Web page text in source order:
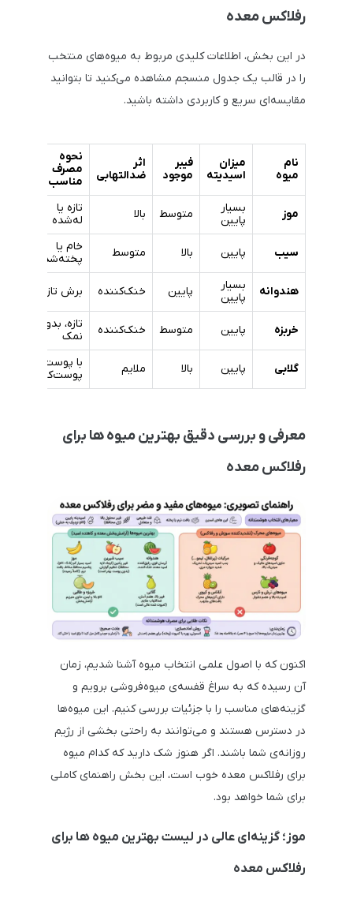
رفلاکس معده
در این بخش، اطلاعات کلیدی مربوط به میوه‌های منتخب
را در قالب یک جدول منسجم مشاهده می‌کنید تا بتوانید
مقایسه‌ای سریع و کاربردی داشته باشید.
نام
میوه
میزان
اسیدیته
فیبر
موجود
اثر
ضدالتهابی
نحوه
مصرف
مناسب
موز
بسیار
پایین
متوسط بالا
تازه یا
له‌شده
سیب پایین بالا متوسط
خام یا
پخته‌شده
هندوانه
بسیار
پایین
پایین خنک‌کننده برش تازه
خربزه پایین متوسط خنک‌کننده
تازه، بدون
نمک
گلابی پایین بالا ملایم
با پوست یا
پوست‌کنده
معرفی و بررسی دقیق بهترین میوه ها برای
رفلاکس معده
اکنون که با اصول علمی انتخاب میوه آشنا شدیم، زمان
آن رسیده که به سراغ قفسه‌ی میوه‌فروشی برویم و
گزینه‌های مناسب را با جزئیات بررسی کنیم. این میوه‌ها
در دسترس هستند و می‌توانند به راحتی بخشی از رژیم
روزانه‌ی شما باشند. اگر هنوز شک دارید که کدام میوه
برای رفلاکس معده خوب است، این بخش راهنمای کاملی
برای شما خواهد بود.
موز؛ گزینه‌ای عالی در لیست بهترین میوه ها برای
رفلاکس معده